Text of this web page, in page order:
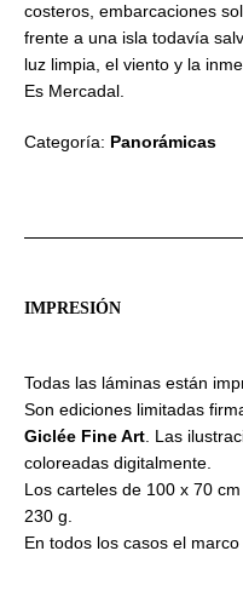
costeros, embarcaciones
frente a una isla todavía
luz limpia, el viento y la
Es Mercadal.
Categoría: Panorámicas
IMPRESIÓN
Todas las láminas están
Son ediciones limitadas
Giclée Fine Art . Las
coloreadas digitalmente.
Los carteles de 100 x 70
230 g.
En todos los casos el marco